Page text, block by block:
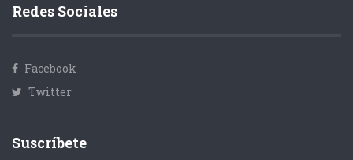
Redes Sociales
Facebook
Twitter
Suscríbete